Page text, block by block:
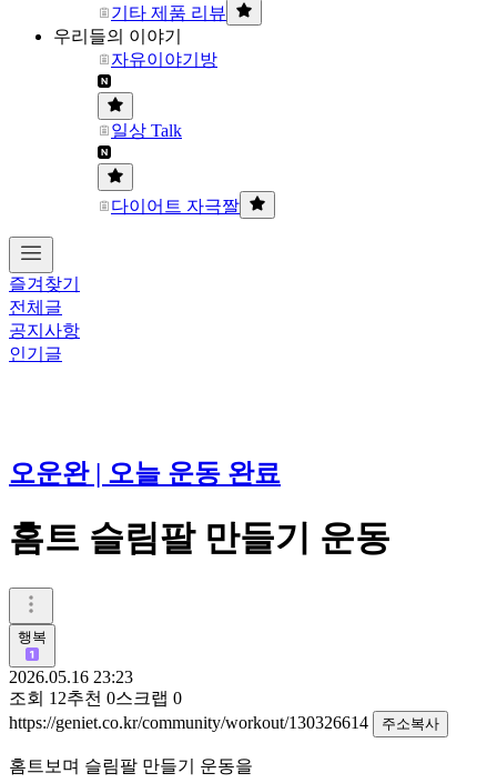
기타 제품 리뷰
우리들의 이야기
자유이야기방
일상 Talk
다이어트 자극짤
즐겨찾기
전체글
공지사항
인기글
오운완 | 오늘 운동 완료
홈트 슬림팔 만들기 운동
행복
2026.05.16 23:23
조회 12추천 0스크랩 0
https://geniet.co.kr/community/workout/130326614
주소복사
홈트보며 슬림팔 만들기 운동을